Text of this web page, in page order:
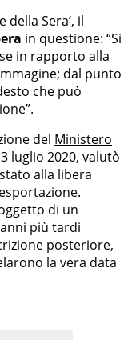
della Sera’, il
in questione: “Si
in rapporto alla
dal punto
che può
del Ministero
luglio 2020, valutò
alla libera
di un
più tardi
posteriore,
la vera data